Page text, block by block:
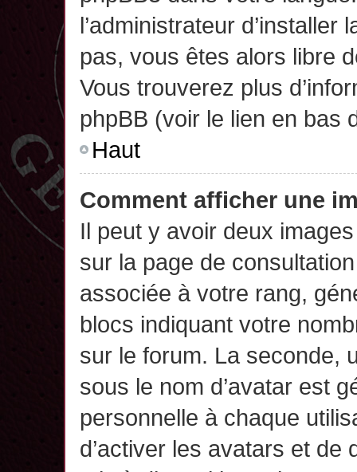
l’administrateur d’installer
pas, vous êtes alors libre
Vous trouverez plus
phpBB (voir le lien en bas
Haut
Comment afficher une
Il peut y avoir deux
sur la page de
associée à votre rang,
blocs indiquant votre
sur le forum. La seconde,
sous le nom d’avatar est
personnelle à chaque
d’activer les avatars et de